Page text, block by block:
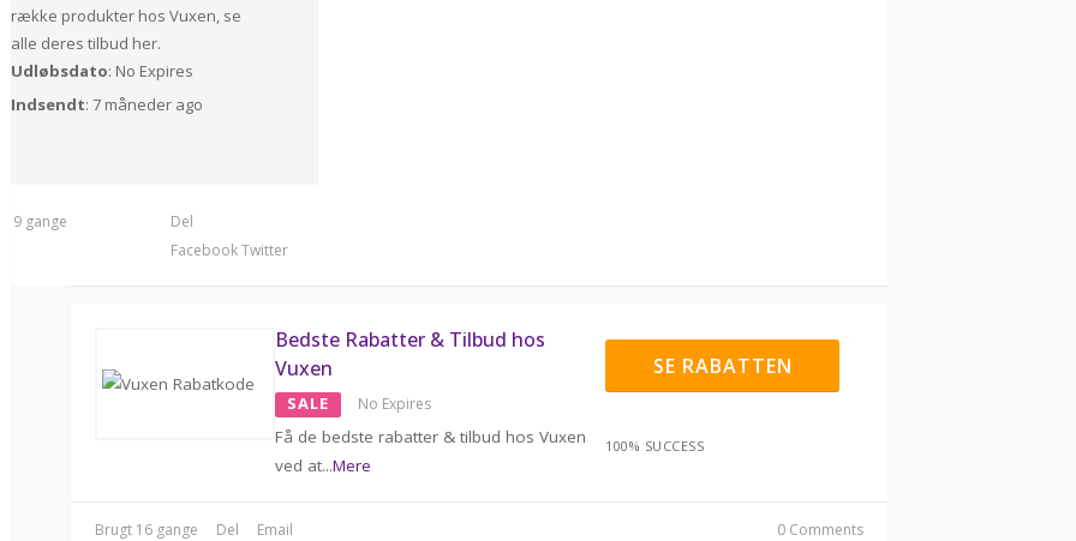
række produkter hos Vuxen, se
alle deres tilbud her.
Udløbsdato: No Expires
Indsendt: 7 måneder ago
gange
Del
FacebookTwitter
Bedste Rabatter & Tilbud hos
Vuxen
SALE No Expires
Få de bedste rabatter & tilbud hos Vuxen
ved at...Mere
SE RABATTEN
100% SUCCESS
Brugt 16 gange Del Email 0 Comments